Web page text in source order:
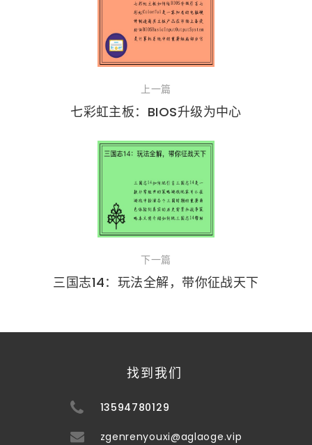
上一篇
七彩虹主板：BIOS升级为中心
下一篇
三国志14：玩法全解，带你征战天下
找到我们
13594780129
zgenrenyouxi@aglaoge.vip